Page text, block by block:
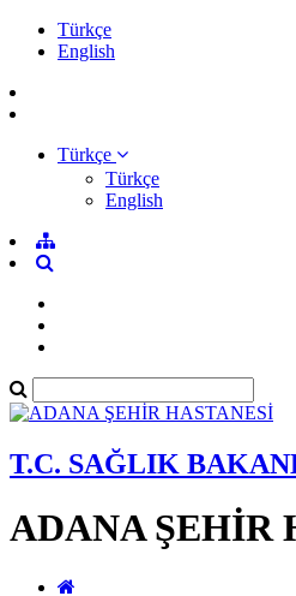
Türkçe
English
Türkçe
Türkçe
English
T.C. SAĞLIK
ADANA ŞEHİR